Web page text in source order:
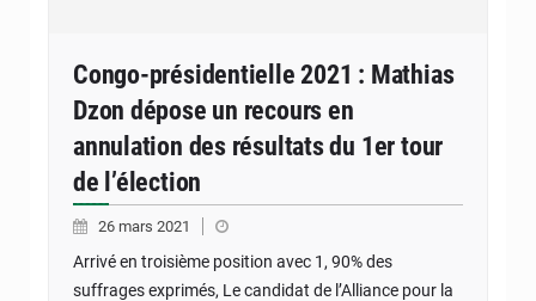
Congo-présidentielle 2021 : Mathias
Dzon dépose un recours en
annulation des résultats du 1er tour
de l’élection
26 mars 2021
Arrivé en troisième position avec 1, 90% des
suffrages exprimés, Le candidat de l’Alliance pour la